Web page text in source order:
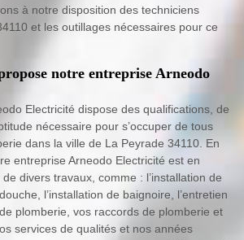
à notre disposition des techniciens
et les outillages nécessaires pour ce
notre entreprise Arneodo
Electricité dispose des qualifications, de
nécessaire pour s’occuper de tous
dans la ville de La Peyrade 34110. En
entreprise Arneodo Electricité est en
divers travaux, comme : l’installation de
l’installation de baignoire, l’entretien
plomberie, vos raccords de plomberie et
services de qualités et nos années